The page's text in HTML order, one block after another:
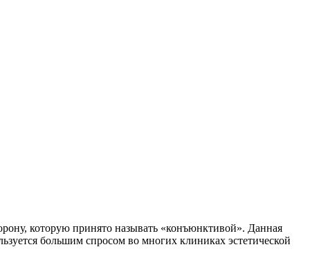
которую принято называть «конъюнктивой». Данная
большим спросом во многих клиниках эстетической